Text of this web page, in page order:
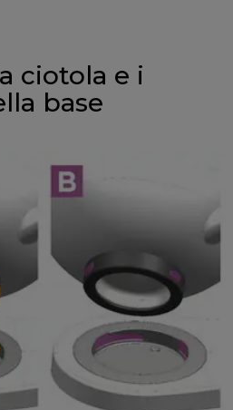
ciotola e i
base